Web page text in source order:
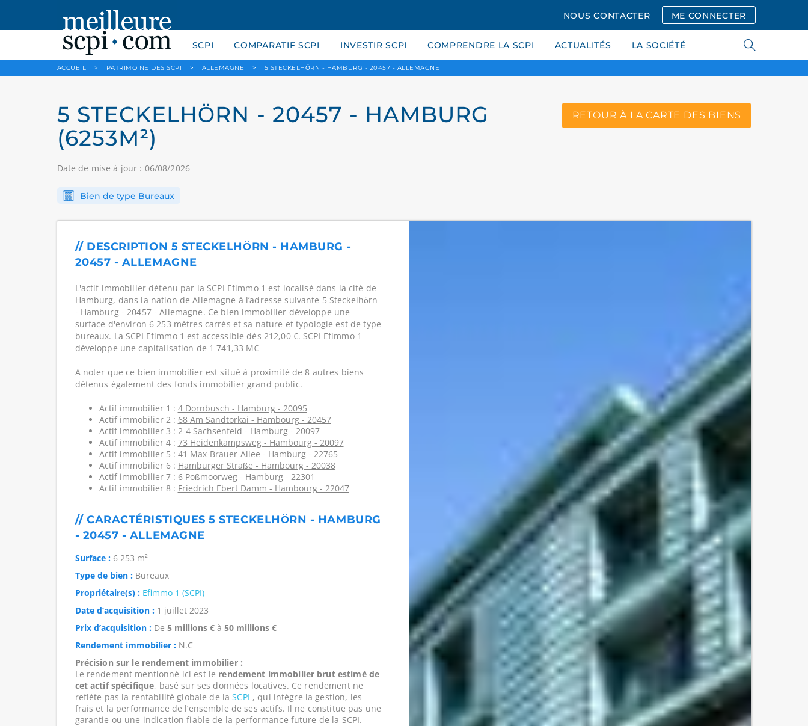
NOUS CONTACTER ME CONNECTER
SCPI COMPARATIF SCPI INVESTIR SCPI COMPRENDRE LA SCPI ACTUALITÉS LA SOCIÉTÉ
ACCUEIL > PATRIMOINE DES SCPI > ALLEMAGNE > 5 STECKELHÖRN - HAMBURG - 20457 - ALLEMAGNE
5 STECKELHÖRN - 20457 - HAMBURG
(6253M²)
Date de mise à jour : 06/08/2026
RETOUR À LA CARTE DES BIENS
Bien de type Bureaux
// DESCRIPTION 5 STECKELHÖRN - HAMBURG -
20457 - ALLEMAGNE
L'actif immobilier détenu par la SCPI Efimmo 1 est localisé dans la cité de
Hamburg, dans la nation de Allemagne à l’adresse suivante 5 Steckelhörn
- Hamburg - 20457 - Allemagne. Ce bien immobilier développe une
surface d'environ 6 253 mètres carrés et sa nature et typologie est de type
bureaux. La SCPI Efimmo 1 est accessible dès 212,00 €. SCPI Efimmo 1
développe une capitalisation de 1 741,33 M€
A noter que ce bien immobilier est situé à proximité de 8 autres biens
détenus également des fonds immobilier grand public.
Actif immobilier 1 : 4 Dornbusch - Hamburg - 20095
Actif immobilier 2 : 68 Am Sandtorkai - Hambourg - 20457
Actif immobilier 3 : 2-4 Sachsenfeld - Hamburg - 20097
Actif immobilier 4 : 73 Heidenkampsweg - Hambourg - 20097
Actif immobilier 5 : 41 Max-Brauer-Allee - Hamburg - 22765
Actif immobilier 6 : Hamburger Straße - Hambourg - 20038
Actif immobilier 7 : 6 Poßmoorweg - Hamburg - 22301
Actif immobilier 8 : Friedrich Ebert Damm - Hambourg - 22047
// CARACTÉRISTIQUES 5 STECKELHÖRN - HAMBURG
- 20457 - ALLEMAGNE
Surface :6 253 m²
Type de bien :Bureaux
Propriétaire(s) : Efimmo 1 (SCPI)
Date d’acquisition :1 juillet 2023
Prix d’acquisition :De 5 millions €à 50 millions €
Rendement immobilier :N.C
Précision sur le rendement immobilier :
Le rendement mentionné ici est le rendement immobilier brut estimé de
cet actif spécifique, basé sur ses données locatives. Ce rendement ne
reflète pas la rentabilité globale de laSCPI , qui intègre la gestion, les
frais et la performance de l’ensemble de ses actifs. Il ne constitue pas une
garantie ou une indication fiable de la performance future de la SCPI.